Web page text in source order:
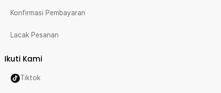
Konfirmasi Pembayaran
Lacak Pesanan
Ikuti Kami
Tiktok